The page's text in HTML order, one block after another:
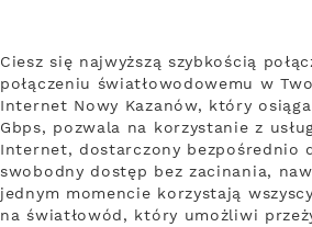
Ciesz się najwyższą szybkością
połączeniu światłowodowemu w
Internet Nowy Kazanów, który
Gbps, pozwala na korzystanie z
Internet, dostarczony bezpośrednio
swobodny dostęp bez zacinania,
jednym momencie korzystają
na światłowód, który umożliwi